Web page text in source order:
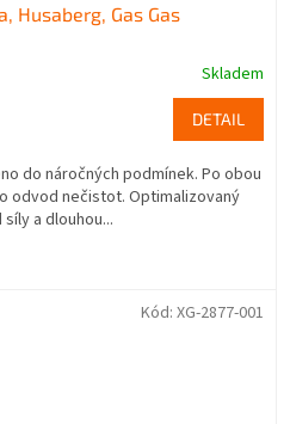
Husaberg, Gas Gas
Skladem
DETAIL
do náročných podmínek. Po obou
odvod nečistot. Optimalizovaný
a dlouhou...
Kód: XG-2877-001